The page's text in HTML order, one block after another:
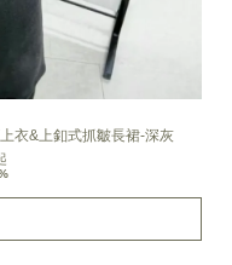
衣&上釦式抓皺長裙-深灰